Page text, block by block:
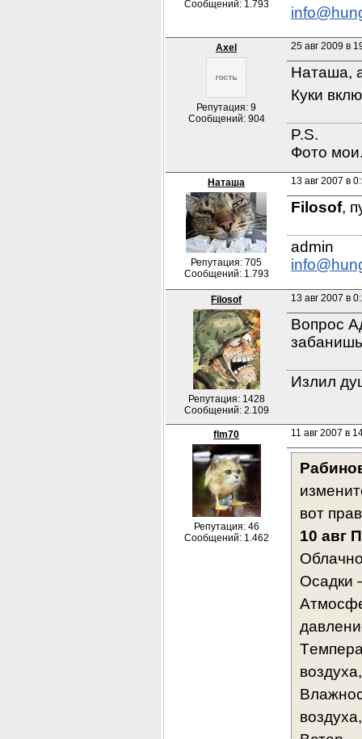
Сообщений: 1.793
Axel
Репутация: 9
Сообщений: 904
25 авг 2009 в
Наташа,
Куки
P.S.
Фото
Наташа
Репутация: 705
Сообщений: 1.793
13 авг 2007 в
Filosof,
Filosof
Репутация: 1428
Сообщений: 2.109
13 авг 2007 в
Вопрос
Излил
flm70
Репутация: 46
Сообщений: 1.462
11 авг 2007 в
вот
10 авг
Осадки